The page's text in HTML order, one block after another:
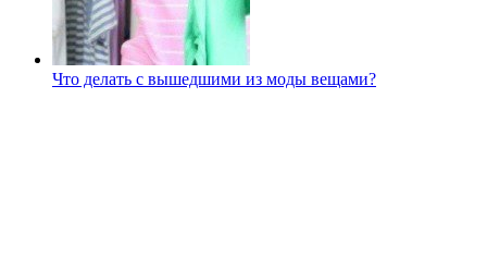
Что делать с вышедшими из моды вещами?